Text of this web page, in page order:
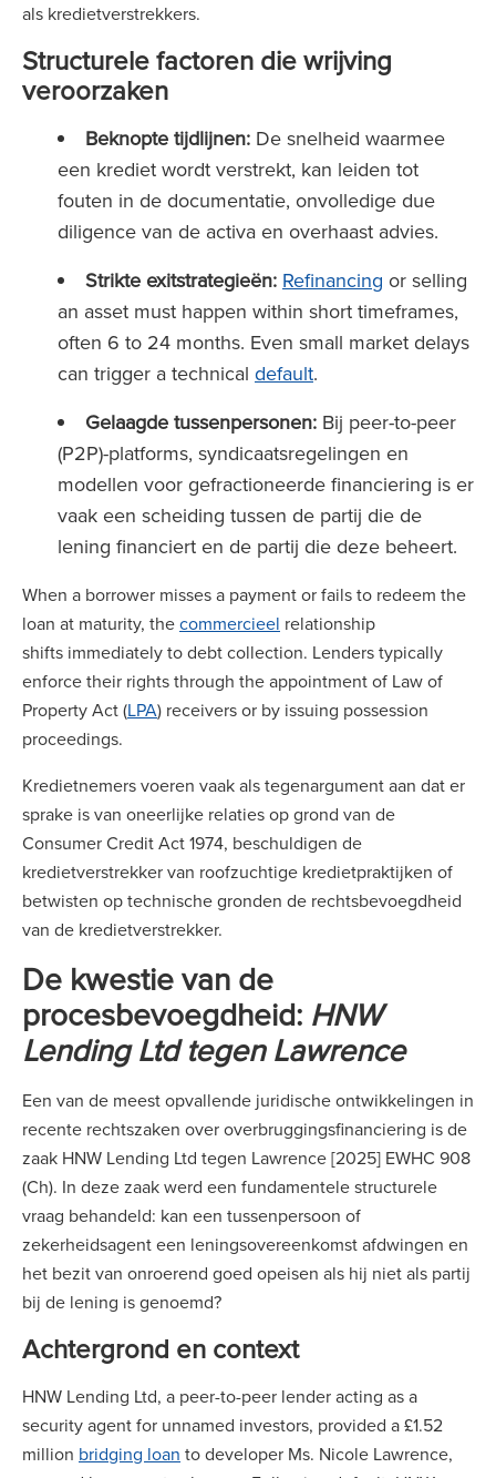
als kredietverstrekkers.
Structurele factoren die wrijving
veroorzaken
Beknopte tijdlijnen: De snelheid waarmee
een krediet wordt verstrekt, kan leiden tot
fouten in de documentatie, onvolledige due
diligence van de activa en overhaast advies.
Strikte exitstrategieën: Refinancing or selling
an asset must happen within short timeframes,
often 6 to 24 months. Even small market delays
can trigger a technical default.
Gelaagde tussenpersonen: Bij peer-to-peer
(P2P)-platforms, syndicaatsregelingen en
modellen voor gefractioneerde financiering is er
vaak een scheiding tussen de partij die de
lening financiert en de partij die deze beheert.
When a borrower misses a payment or fails to redeem the
loan at maturity, thecommercieel relationship
shifts immediately to debt collection. Lenders typically
enforce their rights through the appointment of Law of
Property Act (LPA) receivers or by issuing possession
proceedings.
Kredietnemers voeren vaak als tegenargument aan dat er
sprake is van oneerlijke relaties op grond van de
Consumer Credit Act 1974, beschuldigen de
kredietverstrekker van roofzuchtige kredietpraktijken of
betwisten op technische gronden de rechtsbevoegdheid
van de kredietverstrekker.
De kwestie van de
procesbevoegdheid: HNW
Lending Ltd tegen Lawrence
Een van de meest opvallende juridische ontwikkelingen in
recente rechtszaken over overbruggingsfinanciering is de
zaak HNW Lending Ltd tegen Lawrence [2025] EWHC 908
(Ch). In deze zaak werd een fundamentele structurele
vraag behandeld: kan een tussenpersoon of
zekerheidsagent een leningsovereenkomst afdwingen en
het bezit van onroerend goed opeisen als hij niet als partij
bij de lening is genoemd?
Achtergrond en context
HNW Lending Ltd, a peer-to-peer lender acting as a
security agent for unnamed investors, provided a £1.52
million bridging loan to developer Ms. Nicole Lawrence,